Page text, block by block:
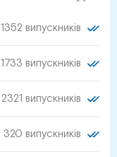
1352 випускників
1733 випускників
2321 випускників
320 випускників